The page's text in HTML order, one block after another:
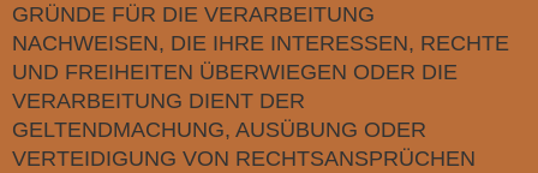
GRÜNDE FÜR DIE VERARBEITUNG
NACHWEISEN, DIE IHRE INTERESSEN, RECHTE
UND FREIHEITEN ÜBERWIEGEN ODER DIE
VERARBEITUNG DIENT DER
GELTENDMACHUNG, AUSÜBUNG ODER
VERTEIDIGUNG VON RECHTSANSPRÜCHEN